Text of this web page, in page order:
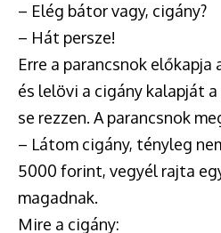
– Elég bátor vagy, cigány?
– Hát persze!
Erre a parancsnok
és lelövi a cigány kalapját
se rezzen. A parancsnok
– Látom cigány, tényleg
5000 forint, vegyél rajta
magadnak.
Mire a cigány: